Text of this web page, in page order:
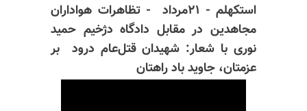
استکهلم - ۲۱مرداد - تظاهرات هواداران
مجاهدین در مقابل دادگاه دژخیم حمید
نوری با شعار:‌ شهیدان قتل‌عام درود بر
عزمتان، جاوید باد راهتان